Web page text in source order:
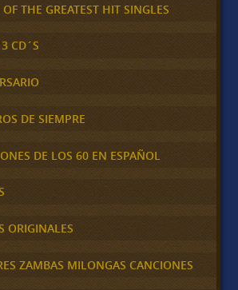
THE GREATEST HIT SINGLES
CD´S
DE SIEMPRE
DE LOS 60 EN ESPAÑOL
ORIGINALES
ZAMBAS MILONGAS CANCIONES